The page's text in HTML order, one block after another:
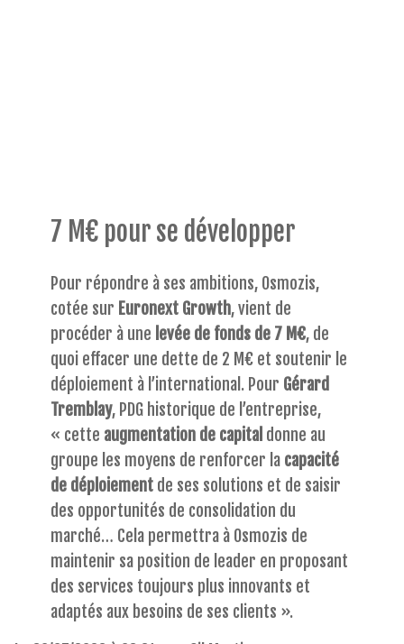
7 M€ pour se développer
Pour répondre à ses ambitions, Osmozis,
cotée sur Euronext Growth, vient de
procéder à une levée de fonds de 7 M€, de
quoi effacer une dette de 2 M€ et soutenir le
déploiement à l’international. Pour Gérard
Tremblay, PDG historique de l’entreprise,
« cette augmentation de capital donne au
groupe les moyens de renforcer la capacité
de déploiement de ses solutions et de saisir
des opportunités de consolidation du
marché… Cela permettra à Osmozis de
maintenir sa position de leader en proposant
des services toujours plus innovants et
adaptés aux besoins de ses clients ».